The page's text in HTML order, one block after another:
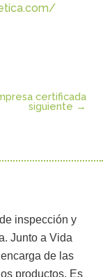
certificada
siguiente →
inspección y
Junto a Vida
de las
productos. Es